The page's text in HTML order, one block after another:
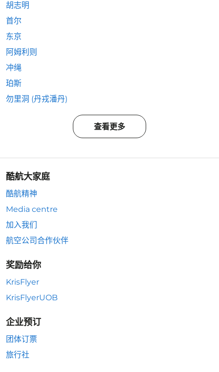
胡志明
首尔
东京
阿姆利则
冲绳
珀斯
勿里洞 (丹戎潘丹)
查看更多
酷航大家庭
酷航精神
Media centre
加入我们
航空公司合作伙伴
奖励给你
KrisFlyer
KrisFlyerUOB
企业预订
团体订票
旅行社